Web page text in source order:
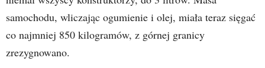
samochodu, wliczając ogumienie i olej, miała teraz sięgać
co najmniej 850 kilogramów, z górnej granicy
zrezygnowano.